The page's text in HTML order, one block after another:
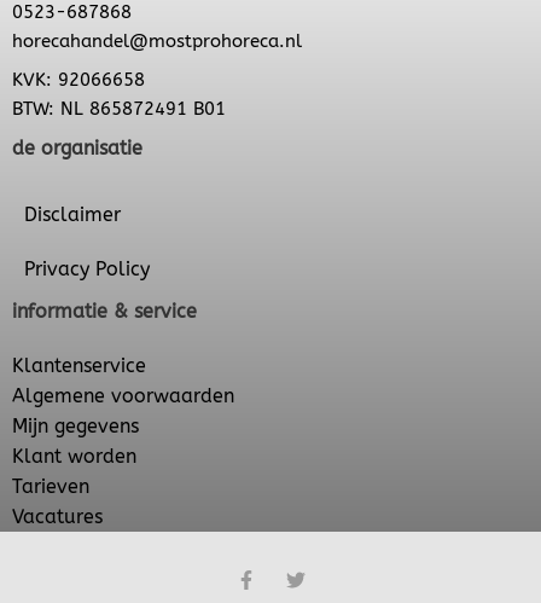
0523-687868
horecahandel@mostprohoreca.nl
KVK: 92066658
BTW: NL 865872491 B01
de organisatie
Disclaimer
Privacy Policy
informatie & service
Klantenservice
Algemene voorwaarden
Mijn gegevens
Klant worden
Tarieven
Vacatures